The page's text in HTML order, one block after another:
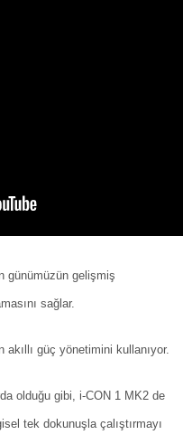
günümüzün gelişmiş
sağlar.
akıllı güç yönetimini kullanıyor.
olduğu gibi, i-CON 1 MK2 de
tek dokunuşla çalıştırmayı